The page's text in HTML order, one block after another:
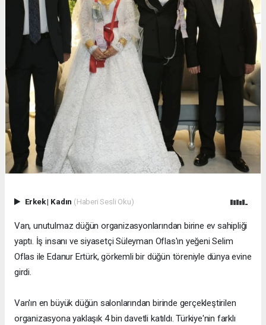
Erkek| Kadın (Haberi Sesli Oku)
Van, unutulmaz düğün organizasyonlarından birine ev sahipliği
yaptı. İş insanı ve siyasetçi Süleyman Oflas'ın yeğeni Selim
Oflas ile Edanur Ertürk, görkemli bir düğün töreniyle dünya evine
girdi.
Van'ın en büyük düğün salonlarından birinde gerçekleştirilen
organizasyona yaklaşık 4 bin davetli katıldı. Türkiye'nin farklı